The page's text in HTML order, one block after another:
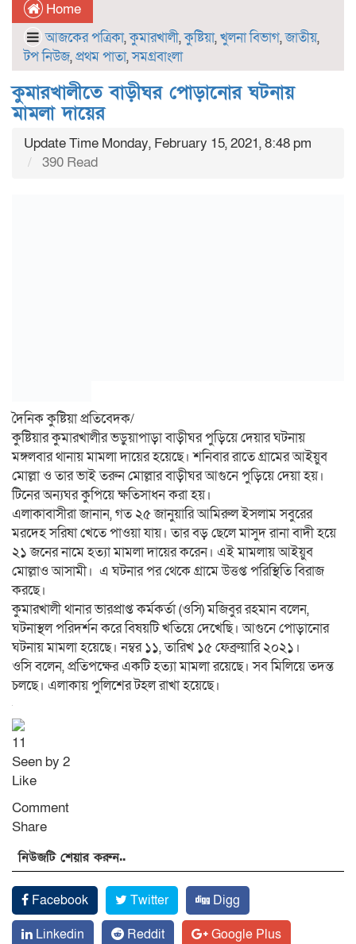
Home
আজকের পত্রিকা,কুমারখালী,কুষ্টিয়া,খুলনা বিভাগ,জাতীয়,
টপ নিউজ,প্রথম পাতা,সমগ্রবাংলা
কুমারখালীতে বাড়ীঘর পোড়ানোর ঘটনায়
মামলা দায়ের
Update Time Monday, February 15, 2021, 8:48 pm
390 Read
দৈনিক কুষ্টিয়া প্রতিবেদক/
কুষ্টিয়ার কুমারখালীর ভড়ুয়াপাড়া বাড়ীঘর পুড়িয়ে দেয়ার ঘটনায়
মঙ্গলবার থানায় মামলা দায়ের হয়েছে। শনিবার রাতে গ্রামের আইয়ুব
মোল্লা ও তার ভাই তরুন মোল্লার বাড়ীঘর আগুনে পুড়িয়ে দেয়া হয়।
টিনের অন্যঘর কুপিয়ে ক্ষতিসাধন করা হয়।
এলাকাবাসীরা জানান, গত ২৫ জানুয়ারি আমিরুল ইসলাম সবুরের
মরদেহ সরিষা খেতে পাওয়া যায়। তার বড় ছেলে মাসুদ রানা বাদী হয়ে
২১ জনের নামে হত্যা মামলা দায়ের করেন। এই মামলায় আইয়ুব
মোল্লাও আসামী। এ ঘটনার পর থেকে গ্রামে উত্তপ্ত পরিস্থিতি বিরাজ
করছে।
কুমারখালী থানার ভারপ্রাপ্ত কর্মকর্তা (ওসি) মজিবুর রহমান বলেন,
ঘটনাস্থল পরিদর্শন করে বিষয়টি খতিয়ে দেখেছি। আগুনে পোড়ানোর
ঘটনায় মামলা হয়েছে। নম্বর ১১, তারিখ ১৫ ফেব্রুয়ারি ২০২১।
ওসি বলেন, প্রতিপক্ষের একটি হত্যা মামলা রয়েছে। সব মিলিয়ে তদন্ত
চলছে। এলাকায় পুলিশের টহল রাখা হয়েছে।
11
Seen by 2
Like
Comment
Share
নিউজটি শেয়ার করুন..
Facebook Twitter
Digg
Linkedin
Reddit
Google Plus